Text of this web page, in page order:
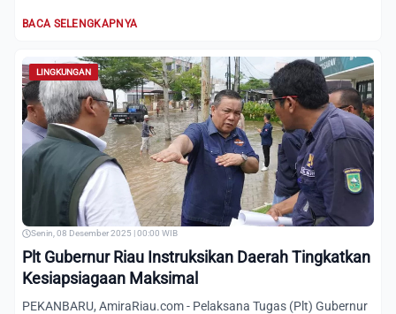
BACA SELENGKAPNYA
LINGKUNGAN
Senin, 08 Desember 2025 | 00:00 WIB
Plt Gubernur Riau Instruksikan Daerah Tingkatkan
Kesiapsiagaan Maksimal
PEKANBARU, AmiraRiau.com - Pelaksana Tugas (Plt) Gubernur